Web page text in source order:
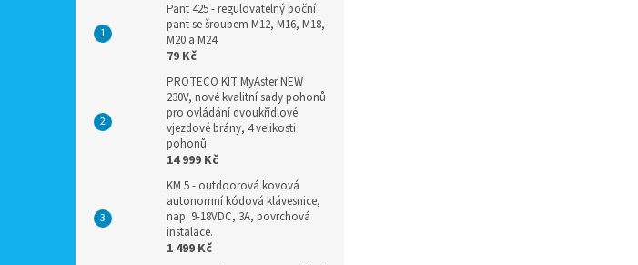
Pant 425 - regulovatelný boční
pant se šroubem M12, M16, M18,
M20 a M24.
79 Kč
PROTECO KIT MyAster NEW
230V, nové kvalitní sady pohonů
pro ovládání dvoukřídlové
vjezdové brány, 4 velikosti
pohonů
14 999 Kč
KM 5 - outdoorová kovová
autonomní kódová klávesnice,
nap. 9-18VDC, 3A, povrchová
instalace.
1 499 Kč